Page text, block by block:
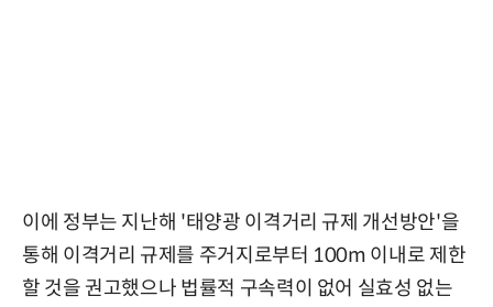
이에 정부는 지난해 '태양광 이격거리 규제 개선방안'을
통해 이격거리 규제를 주거지로부터 100m 이내로 제한
할 것을 권고했으나 법률적 구속력이 없어 실효성 없는